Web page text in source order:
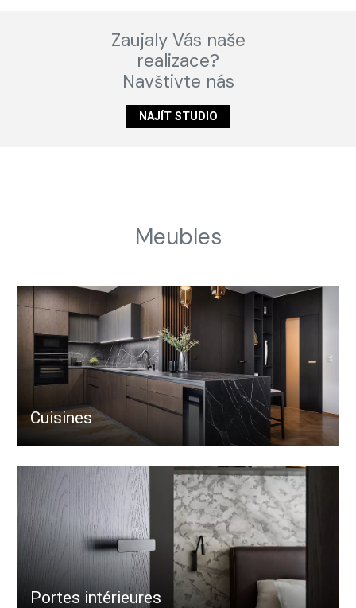
Zaujaly Vás naše
realizace?
Navštivte nás
NAJÍT STUDIO
Meubles
Cuisines
Portes intérieures